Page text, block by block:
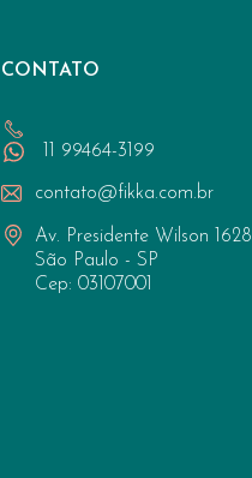
CONTATO
11 99464-3199
contato@fikka.com.br
Av. Presidente Wilson 1628
São Paulo - SP
Cep: 03107001